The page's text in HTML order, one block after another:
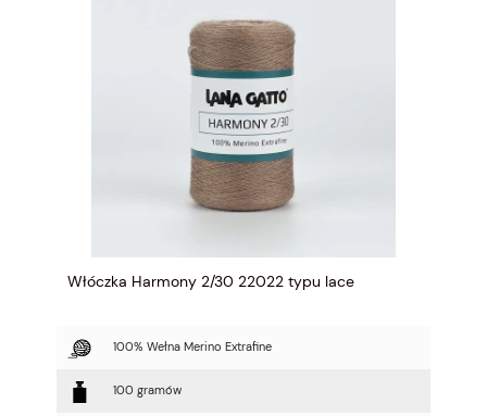
Włóczka Harmony 2/30 22022 typu lace
100% Wełna Merino Extrafine
100 gramów